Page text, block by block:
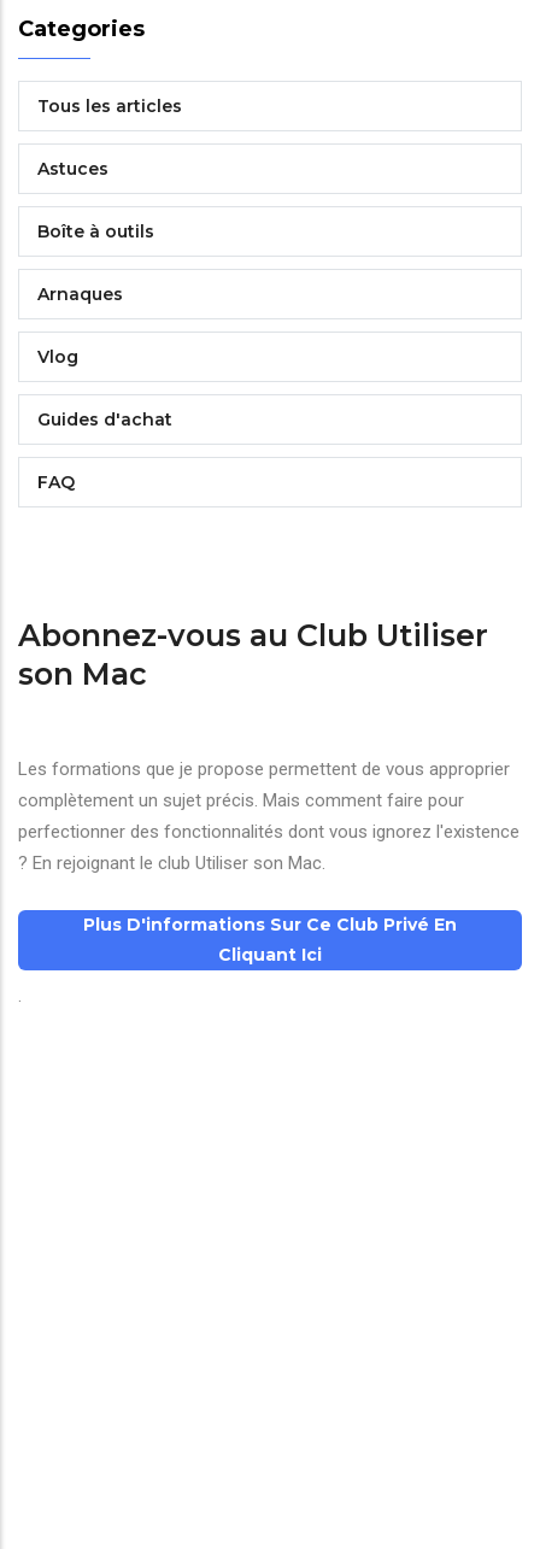
Categories
Tous les articles
Astuces
Boîte à outils
Arnaques
Vlog
Guides d'achat
FAQ
Abonnez-vous au Club Utiliser
son Mac
Les formations que je propose permettent de vous approprier
complètement un sujet précis. Mais comment faire pour
perfectionner des fonctionnalités dont vous ignorez l'existence
? En rejoignant le club Utiliser son Mac.
Plus D'informations Sur Ce Club Privé En
Cliquant Ici
.